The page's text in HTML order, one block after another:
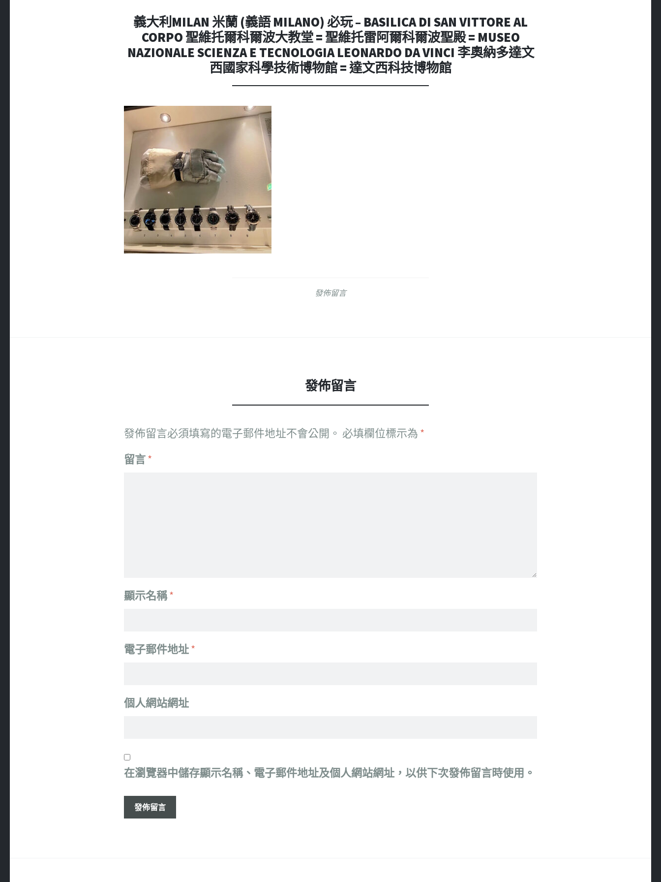
容
義大利MILAN 米蘭 (義語 MILANO) 必玩 – BASILICA DI SAN VITTORE AL
CORPO 聖維托爾科爾波大教堂 = 聖維托雷阿爾科爾波聖殿 = MUSEO
NAZIONALE SCIENZA E TECNOLOGIA LEONARDO DA VINCI 李奧納多達文
西國家科學技術博物館 = 達文西科技博物館
發佈留言
發佈留言
發佈留言必須填寫的電子郵件地址不會公開。 必填欄位標示為 *
留言*
顯示名稱*
電子郵件地址*
個人網站網址
在瀏覽器中儲存顯示名稱、電子郵件地址及個人網站網址，以供下次發佈留言時使用。